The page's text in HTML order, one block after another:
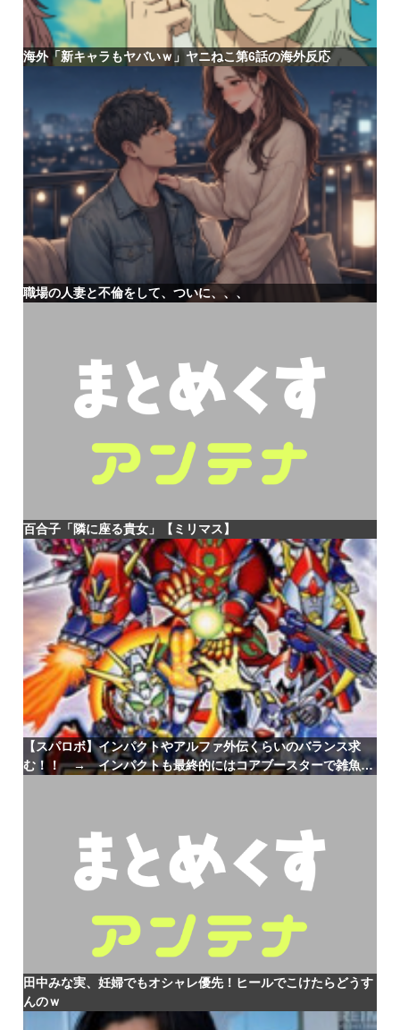
海外「新キャラもヤバいｗ」ヤニねこ第6話の海外反応
職場の人妻と不倫をして、ついに、、、
百合子「隣に座る貴女」【ミリマス】
【スパロボ】インパクトやアルファ外伝くらいのバランス求
む！！ → インパクトも最終的にはコアブースターで雑魚は
田中みな実、妊婦でもオシャレ優先！ヒールでこけたらどうす
んのｗ